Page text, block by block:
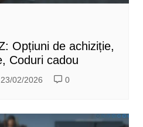
Opțiuni de achiziție,
Coduri cadou
23/02/2026 0